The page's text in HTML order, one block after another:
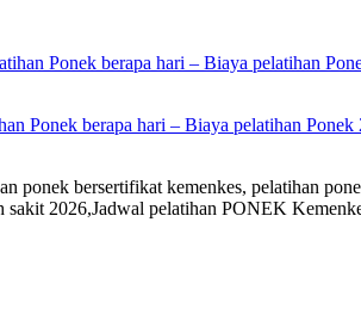
Ponek berapa hari – Biaya pelatihan Ponek